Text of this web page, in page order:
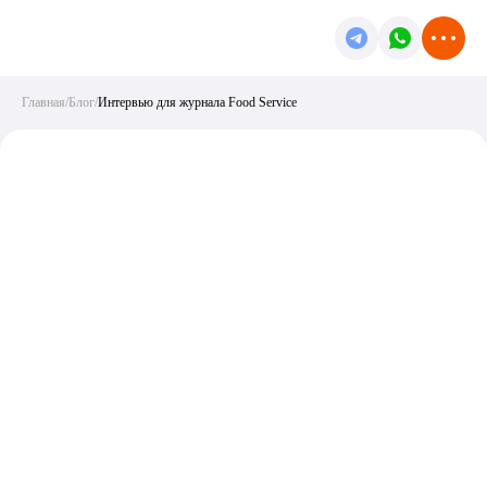
Главная/Блог/Интервью для журнала Food Service